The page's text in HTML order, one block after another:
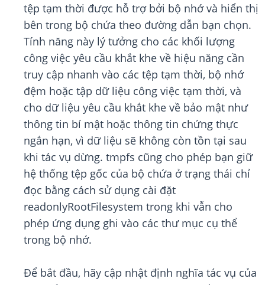
tệp tạm thời được hỗ trợ bởi bộ nhớ và hiển thị
bên trong bộ chứa theo đường dẫn bạn chọn.
Tính năng này lý tưởng cho các khối lượng
công việc yêu cầu khắt khe về hiệu năng cần
truy cập nhanh vào các tệp tạm thời, bộ nhớ
đệm hoặc tập dữ liệu công việc tạm thời, và
cho dữ liệu yêu cầu khắt khe về bảo mật như
thông tin bí mật hoặc thông tin chứng thực
ngắn hạn, vì dữ liệu sẽ không còn tồn tại sau
khi tác vụ dừng. tmpfs cũng cho phép bạn giữ
hệ thống tệp gốc của bộ chứa ở trạng thái chỉ
đọc bằng cách sử dụng cài đặt
readonlyRootFilesystem trong khi vẫn cho
phép ứng dụng ghi vào các thư mục cụ thể
trong bộ nhớ.
Để bắt đầu, hãy cập nhật định nghĩa tác vụ của